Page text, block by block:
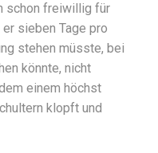
schon freiwillig für
sieben Tage pro
stehen müsste, bei
könnte, nicht
einem höchst
klopft und